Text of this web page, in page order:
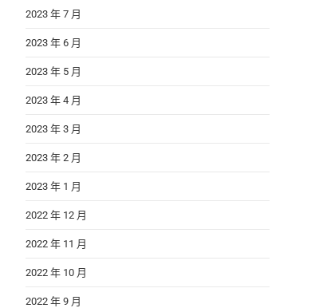
2023 年 7 月
2023 年 6 月
2023 年 5 月
2023 年 4 月
2023 年 3 月
2023 年 2 月
2023 年 1 月
2022 年 12 月
2022 年 11 月
2022 年 10 月
2022 年 9 月